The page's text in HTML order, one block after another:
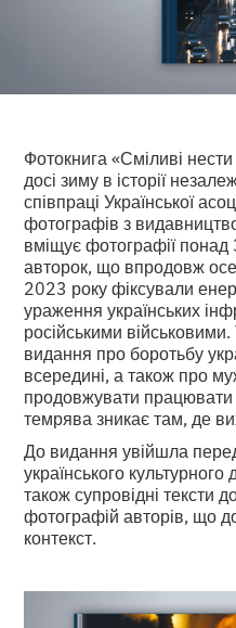
Фотокнига «Сміливі
досі зиму в історії
співпраці Української
фотографів з
вміщує фотографії понад
авторок, що впродовж
2023 року фіксували
ураження українських
російськими
видання про боротьбу
всередині, а також про
продовжувати працювати
темрява зникає там, де
До видання увійшла
українського
також супровідні тексти
фотографій авторів, що
контекст.